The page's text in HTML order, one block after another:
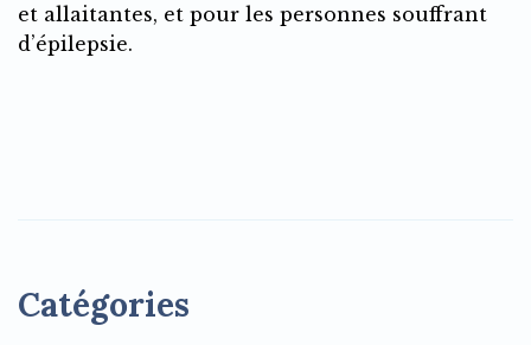
et allaitantes, et pour les personnes souffrant
d’épilepsie.
Catégories